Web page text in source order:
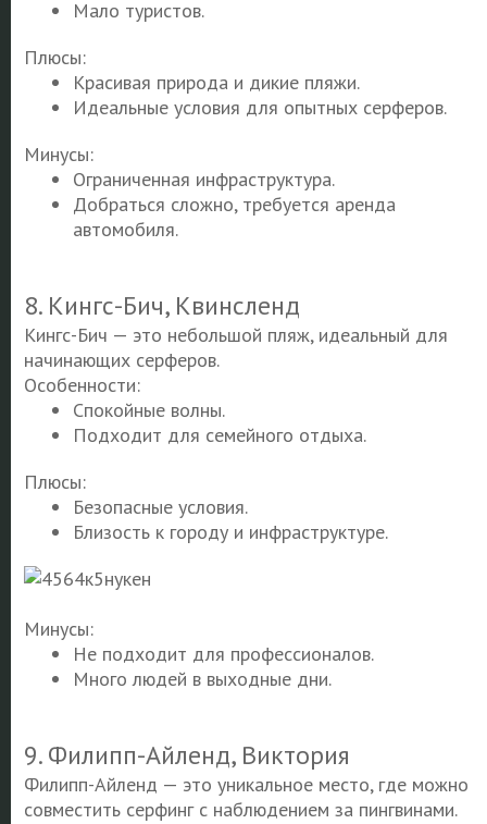
Мало туристов.
Плюсы:
Красивая природа и дикие пляжи.
Идеальные условия для опытных серферов.
Минусы:
Ограниченная инфраструктура.
Добраться сложно, требуется аренда
автомобиля.
8. Кингс-Бич, Квинсленд
Кингс-Бич — это небольшой пляж, идеальный для
начинающих серферов.
Особенности:
Спокойные волны.
Подходит для семейного отдыха.
Плюсы:
Безопасные условия.
Близость к городу и инфраструктуре.
Минусы:
Не подходит для профессионалов.
Много людей в выходные дни.
9. Филипп-Айленд, Виктория
Филипп-Айленд — это уникальное место, где можно
совместить серфинг с наблюдением за пингвинами.